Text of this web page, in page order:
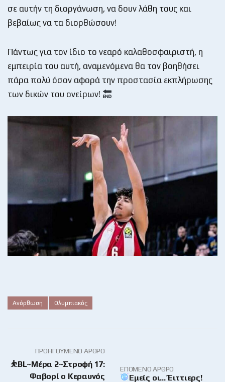
σε αυτήν τη διοργάνωση, να δουν λάθη τους και
βεβαίως να τα διορθώσουν!
Πάντως για τον ίδιο το νεαρό καλαθοσφαιριστή, η
εμπειρία του αυτή, αναμενόμενα θα τον βοηθήσει
πάρα πολύ όσον αφορά την προστασία εκπλήρωσης
των δικών του ονείρων!
Ανόρθωση Ολυμπιακός
ΠΡΟΗΓΟΎΜΕΝΟ ΆΡΘΡΟ
⛹️BL~Μέρα 2~Στροφή 17:
Φαβορί ο Κεραυνός
ΕΠΌΜΕΝΟ ΆΡΘΡΟ
Εμείς οι… Έιττιερς!